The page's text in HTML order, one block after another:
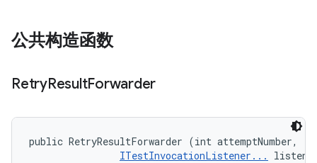
公共构造函数
RetryResultForwarder
public RetryResultForwarder (int attemptNumber,
ITestInvocationListener...